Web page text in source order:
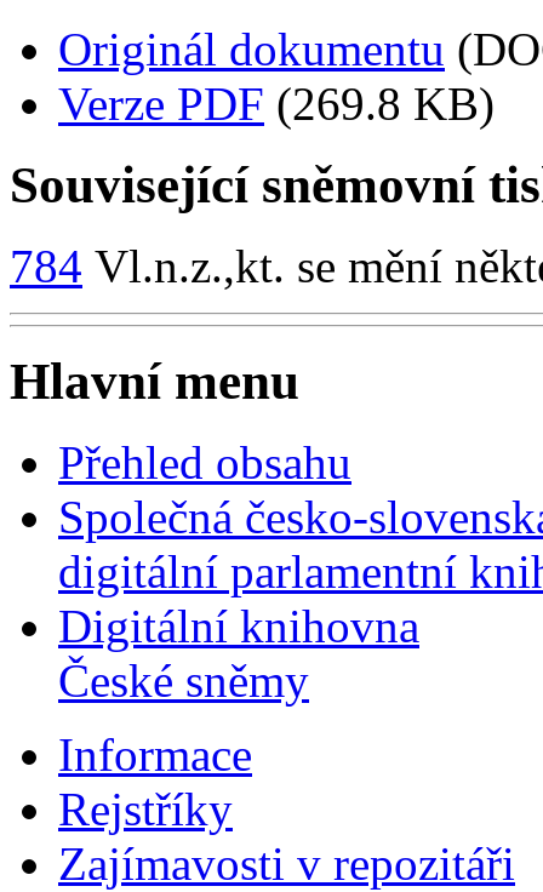
Originál dokumentu
Verze PDF (269.8 KB)
Související sněmovní
784 Vl.n.z.,kt. se mění
Hlavní menu
Přehled obsahu
Společná česko-
digitální parlamentní
Digitální knihovna
České sněmy
Informace
Rejstříky
Zajímavosti v repozitáři